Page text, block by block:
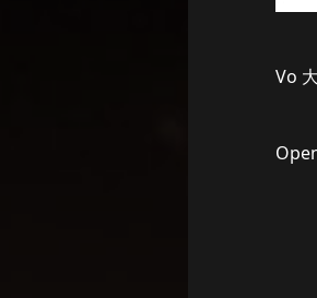
Vo